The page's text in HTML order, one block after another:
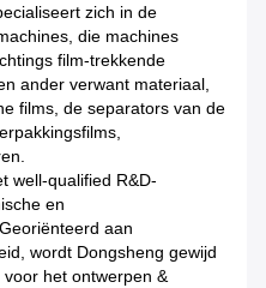
zich in de
die machines
film-trekkende
ander verwant materiaal,
films, de separators van de
well-qualified R&D-
en
aan
wordt Dongsheng gewijd
het ontwerpen &